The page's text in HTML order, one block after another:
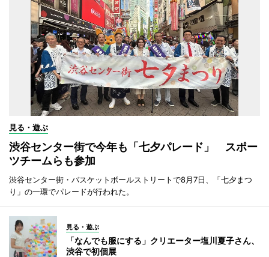
見る・遊ぶ
渋谷センター街で今年も「七夕パレード」 スポー
ツチームらも参加
渋谷センター街・バスケットボールストリートで8月7日、「七夕まつ
り」の一環でパレードが行われた。
見る・遊ぶ
「なんでも服にする」クリエーター塩川夏子さん、
渋谷で初個展